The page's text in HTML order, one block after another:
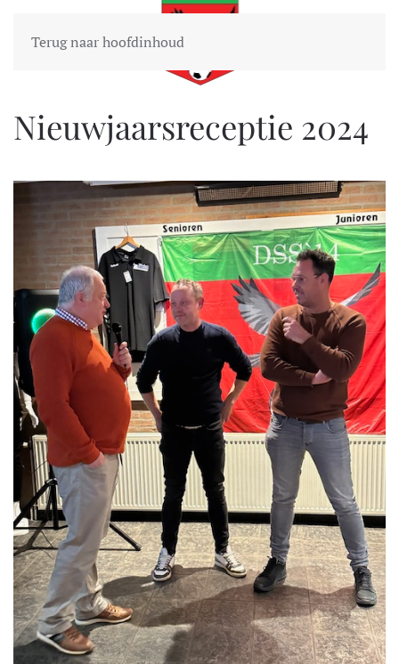
Terug naar hoofdinhoud
Nieuwjaarsreceptie 2024